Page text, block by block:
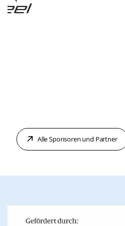
Alle Sponsoren und Partner